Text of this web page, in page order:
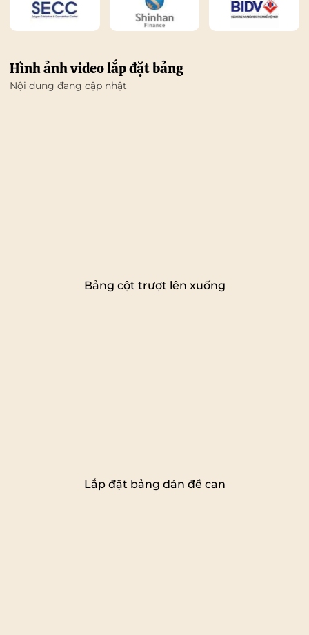
Hình ảnh video lắp đặt bảng
Nội dung đang cập nhật
Bảng cột trượt lên xuống
Lắp đặt bảng dán đề can